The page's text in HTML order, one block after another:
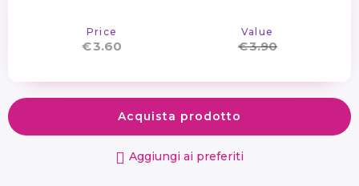
Price
€3.60
Value
€3.90
Acquista prodotto
Aggiungi ai preferiti